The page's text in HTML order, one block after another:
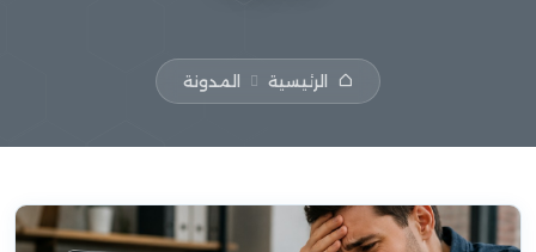
الرئيسية المدونة